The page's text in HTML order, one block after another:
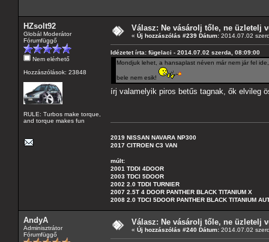
HZsolt92
Globál Moderátor
Fórumfüggő
Nem elérhető
Hozzászólások: 23848
RULE: Turbos make torque,
and torque makes fun
Válasz: Ne vásárolj tőle, ne üzletelj
« Új hozzászólás #239 Dátum: 2014.07.02
Idézetet írta: fügelaci - 2014.07.02 szerda, 08:09:00
Mondjuk lehet, a hansaplast néven már nem jár fel
bele nem esik!
írj valamelyik piros betűs tagnak, ők elvileg
2019 NISSAN NAVARA NP300
2017 CITROEN C3 VAN
múlt:
2001 TDDI 4DOOR
2003 TDCI 5DOOR
2002 2.0 TDDI TURNIER
2007 2.5T 4 DOOR PANTHER BLACK TITANIUM X
2008 2.0 TDCI 5DOOR PANTHER BLACK TITANIUM
AndyA
Adminisztrátor
Fórumfüggő
Válasz: Ne vásárolj tőle, ne üzletelj
« Új hozzászólás #240 Dátum: 2014.07.02